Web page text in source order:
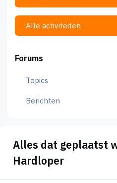
Alle activiteiten
Forums
Topics
Berichten
Alles dat geplaatst
Hardloper